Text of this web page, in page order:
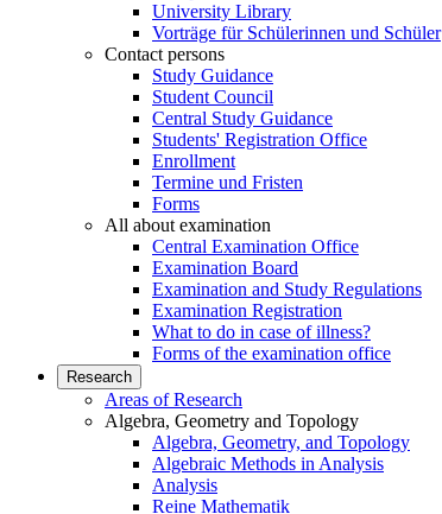
University Library
Vorträge für Schülerinnen und Schüler
Contact persons
Study Guidance
Student Council
Central Study Guidance
Students' Registration Office
Enrollment
Termine und Fristen
Forms
All about examination
Central Examination Office
Examination Board
Examination and Study Regulations
Examination Registration
What to do in case of illness?
Forms of the examination office
Research
Areas of Research
Algebra, Geometry and Topology
Algebra, Geometry, and Topology
Algebraic Methods in Analysis
Analysis
Reine Mathematik